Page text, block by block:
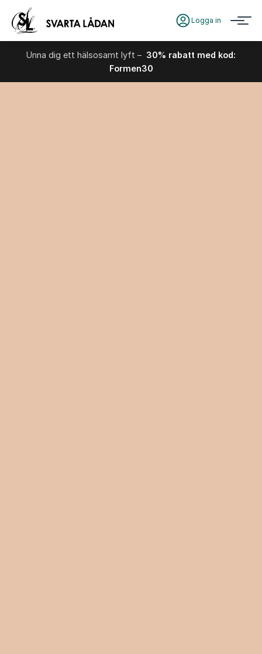
Logga in
Unna dig ett hälsosamt lyft – 30% rabatt med kod:
Formen30